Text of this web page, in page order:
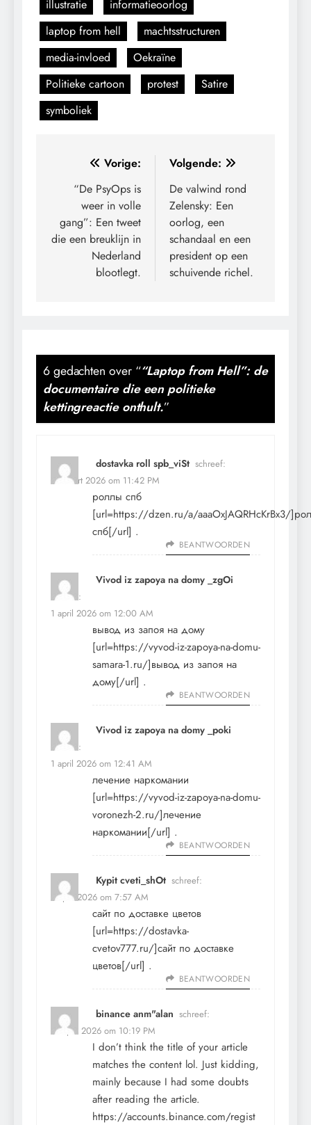
illustratie
informatieoorlog
laptop from hell
machtsstructuren
media-invloed
Oekraïne
Politieke cartoon
protest
Satire
symboliek
Bericht
navigatie
Vorige:
“De PsyOps is
weer in volle
gang”: Een tweet
die een breuklijn in
Nederland
blootlegt.
Volgende:
De valwind rond
Zelensky: Een
oorlog, een
schandaal en een
president op een
schuivende richel.
6 gedachten over ““Laptop from Hell”: de
documentaire die een politieke
kettingreactie onthult.”
dostavka roll spb_viSt schreef:
13 maart 2026 om 11:42 PM
роллы спб
[url=https://dzen.ru/a/aaaOxJAQRHcKrBx3/
спб[/url] .
BEANTWOORDEN
Vivod iz zapoya na domy _zgOi
schreef:
1 april 2026 om 12:00 AM
вывод из запоя на дому
[url=https://vyvod-iz-zapoya-na-domu-
samara-1.ru/]вывод из запоя на
дому[/url] .
BEANTWOORDEN
Vivod iz zapoya na domy _poki
schreef:
1 april 2026 om 12:41 AM
лечение наркомании
[url=https://vyvod-iz-zapoya-na-domu-
voronezh-2.ru/]лечение
наркомании[/url] .
BEANTWOORDEN
Kypit cveti_shOt schreef:
8 april 2026 om 7:57 AM
сайт по доставке цветов
[url=https://dostavka-
cvetov777.ru/]сайт по доставке
цветов[/url] .
BEANTWOORDEN
binance anm"alan schreef:
16 april 2026 om 10:19 PM
I don’t think the title of your article
matches the content lol. Just kidding,
mainly because I had some doubts
after reading the article.
https://accounts.binance.com/regist